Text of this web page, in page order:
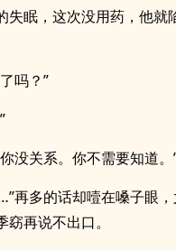
失眠，这次没用药，他就
吗？”
没关系。你不需要知道。
再多的话却噎在嗓子眼
再说不出口。